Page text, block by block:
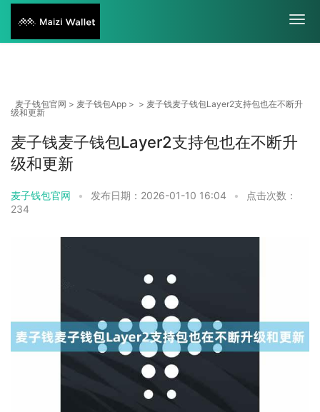
麦子钱包官网 > 麦子钱包App > > 麦子钱麦子钱包Layer2支持包也在不断升
级和更新
麦子钱麦子钱包Layer2支持包也在不断升
级和更新
麦子钱包官网 • 发布日期：2026-01-10 16:04 •
点击次数：
234